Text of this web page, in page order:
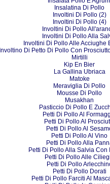
Insalatina Di Pollo
Involtini Di Pollo (2)
Involtini Di Pollo (4)
Involtini Di Pollo
Involtini Di Pollo Alla
Involtini Di Pollo Alle Acciughe
Involtino Di Petto Di Pollo Con
Mirtilli
Kip En Bier
La Gallina Ubriaca
Matoke
Meraviglia Di Pollo
Mousse Di Pollo
Musakhan
Pasticcio Di Pollo E
Petti Di Pollo Al
Petti Di Pollo Al
Petti Di Pollo Al
Petti Di Pollo Al Vino
Petti Di Pollo Alla
Petti Di Pollo Alla Salvia Con
Petti Di Pollo Alle
Petti Di Pollo
Petti Di Pollo Dorati
Petti Di Pollo Farciti Al